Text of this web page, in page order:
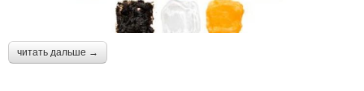
читать дальше →